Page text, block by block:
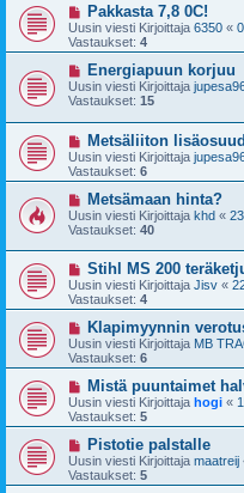
Pakkasta 7,8 0C!
Uusin viesti Kirjoittaja 6350 «
Vastaukset: 4
Energiapuun korjuu
Uusin viesti Kirjoittaja
Vastaukset: 15
Metsäliiton
Uusin viesti Kirjoittaja
Vastaukset: 6
Metsämaan hinta?
Uusin viesti Kirjoittaja khd «
Vastaukset: 40
Stihl MS 200
Uusin viesti Kirjoittaja Jisv «
Vastaukset: 4
Klapimyynnin
Uusin viesti Kirjoittaja MB
Vastaukset: 6
Mistä puuntaimet
Uusin viesti Kirjoittaja hogi «
Vastaukset: 5
Pistotie palstalle
Uusin viesti Kirjoittaja maatreij
Vastaukset: 5